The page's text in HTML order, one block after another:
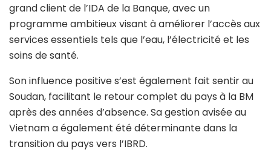
grand client de l’IDA de la Banque, avec un
programme ambitieux visant à améliorer l’accès aux
services essentiels tels que l’eau, l’électricité et les
soins de santé.
Son influence positive s’est également fait sentir au
Soudan, facilitant le retour complet du pays à la BM
après des années d’absence. Sa gestion avisée au
Vietnam a également été déterminante dans la
transition du pays vers l’IBRD.